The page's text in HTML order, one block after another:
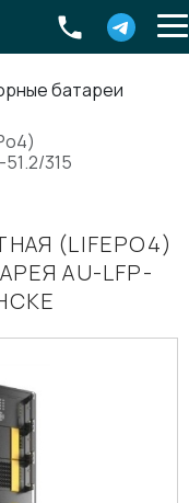
батареи
315
(LIFEPO4)
AU-LFP-
Екатеринбург ,